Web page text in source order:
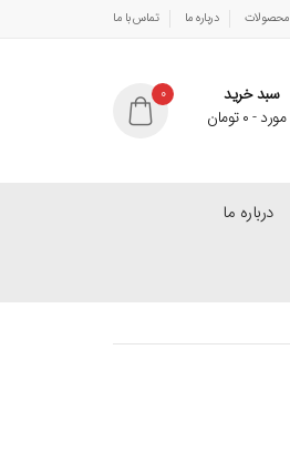
محصولات درباره ما تماس با ما
0
سبد خرید
مورد-۰ تومان
درباره ما